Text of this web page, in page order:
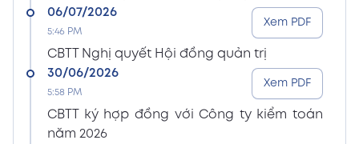
06/07/2026
5:46 PM
CBTT Nghị quyết Hội đồng quản trị
Xem PDF
30/06/2026
5:58 PM
CBTT ký hợp đồng với Công ty kiểm toán
năm 2026
Xem PDF